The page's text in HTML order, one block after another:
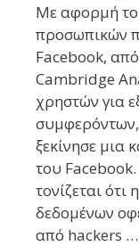
Με αφορμή το
προσωπικών
Facebook, από
Cambridge
χρηστών για
ξεκίνησε μια
του
τονίζεται
δεδομένων
από hackers …